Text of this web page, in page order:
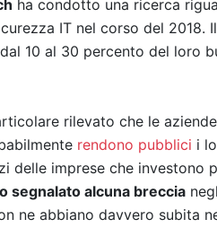
ha condotto una ricerca
IT nel corso del 2018.
10 al 30 percento del loro
rilevato che le
rendono pubblici i
delle imprese che investono
segnalato alcuna breccia
ne abbiano davvero subita